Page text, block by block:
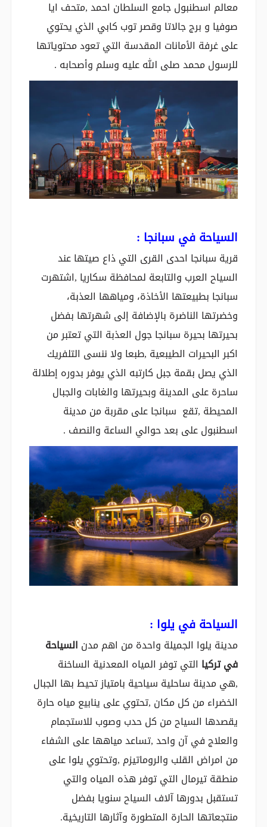
معالم اسطنبول جامع السلطان احمد ,متحف ايا
صوفيا و برج جالاتا وقصر توب كابي الذي يحتوي
على غرفة الأمانات المقدسة التي تعود محتوياتها
للرسول محمد صلى الله عليه وسلم وأصحابه .
السياحة في سبانجا :
قرية سبانجا احدى القرى التي ذاع صيتها عند
السياح العرب والتابعة لمحافظة سكاريا ,اشتهرت
سبانجا بطبيعتها الأخاذة، ومياهها العذبة،
وخضرتها الناضرة بالإضافة إلى شهرتها بفضل
بحيرتها بحيرة سبانجا جول العذبة التي تعتبر من
اكبر البحيرات الطيبعية ,طبعا ولا ننسى التلفريك
الذي يصل بقمة جبل كارتبه الذي يوفر بدوره إطلالة
ساحرة على المدينة وبحيرتها والغابات والجبال
المحيطة ,تقع سبانجا على مقربة من مدينة
اسطنبول على بعد حوالي الساعة والنصف .
السياحة في يلوا :
مدينة يلوا الجميلة واحدة من اهم مدن السياحة
في تركيا التي توفر المياه المعدنية الساخنة
,هي مدينة ساحلية سياحية بامتياز تحيط بها الجبال
الخضراء من كل مكان ,تحتوي على ينابيع مياه حارة
يقصدها السياح من كل حدب وصوب للاستجمام
والعلاج في آن واحد ,تساعد مياهها على الشفاء
من امراض القلب والروماتيزم ,وتحتوي يلوا على
منطقة تيرمال التي توفر هذه المياه والتي
تستقبل بدورها آلاف السياح سنويا بفضل
منتجعاتها الحارة المتطورة وآثارها التاريخية.